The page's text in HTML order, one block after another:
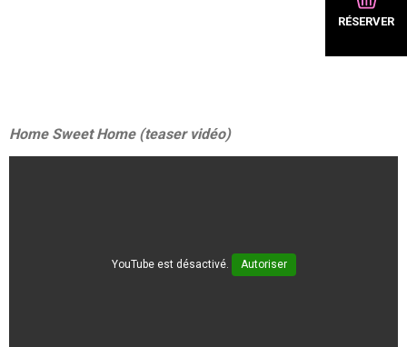
RÉSERVER
Home Sweet Home (teaser vidéo)
YouTube est désactivé. Autoriser